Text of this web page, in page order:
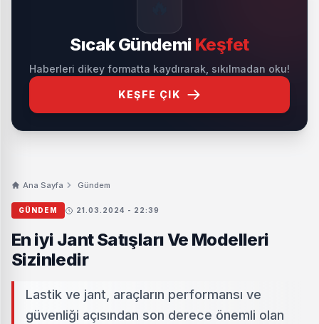
Sıcak Gündemi Keşfet
Haberleri dikey formatta kaydırarak, sıkılmadan oku!
KEŞFE ÇIK
Ana Sayfa Gündem
GÜNDEM 21.03.2024 - 22:39
En iyi Jant Satışları Ve Modelleri
Sizinledir
Lastik ve jant, araçların performansı ve
güvenliği açısından son derece önemli olan